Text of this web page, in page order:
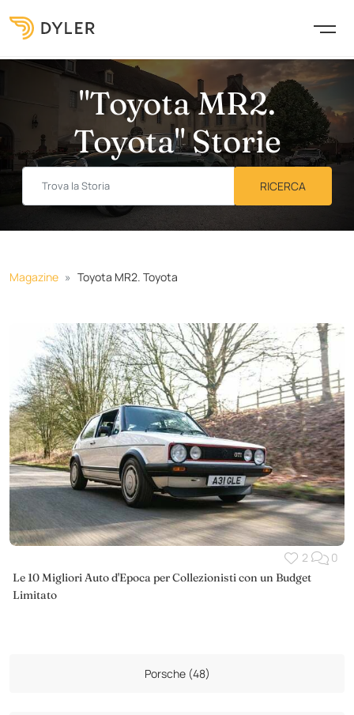
"Toyota MR2.
Toyota" Storie
Magazine Toyota MR2. Toyota
2 0
Le 10 Migliori Auto d'Epoca per Collezionisti con un Budget
Limitato
Porsche (48)